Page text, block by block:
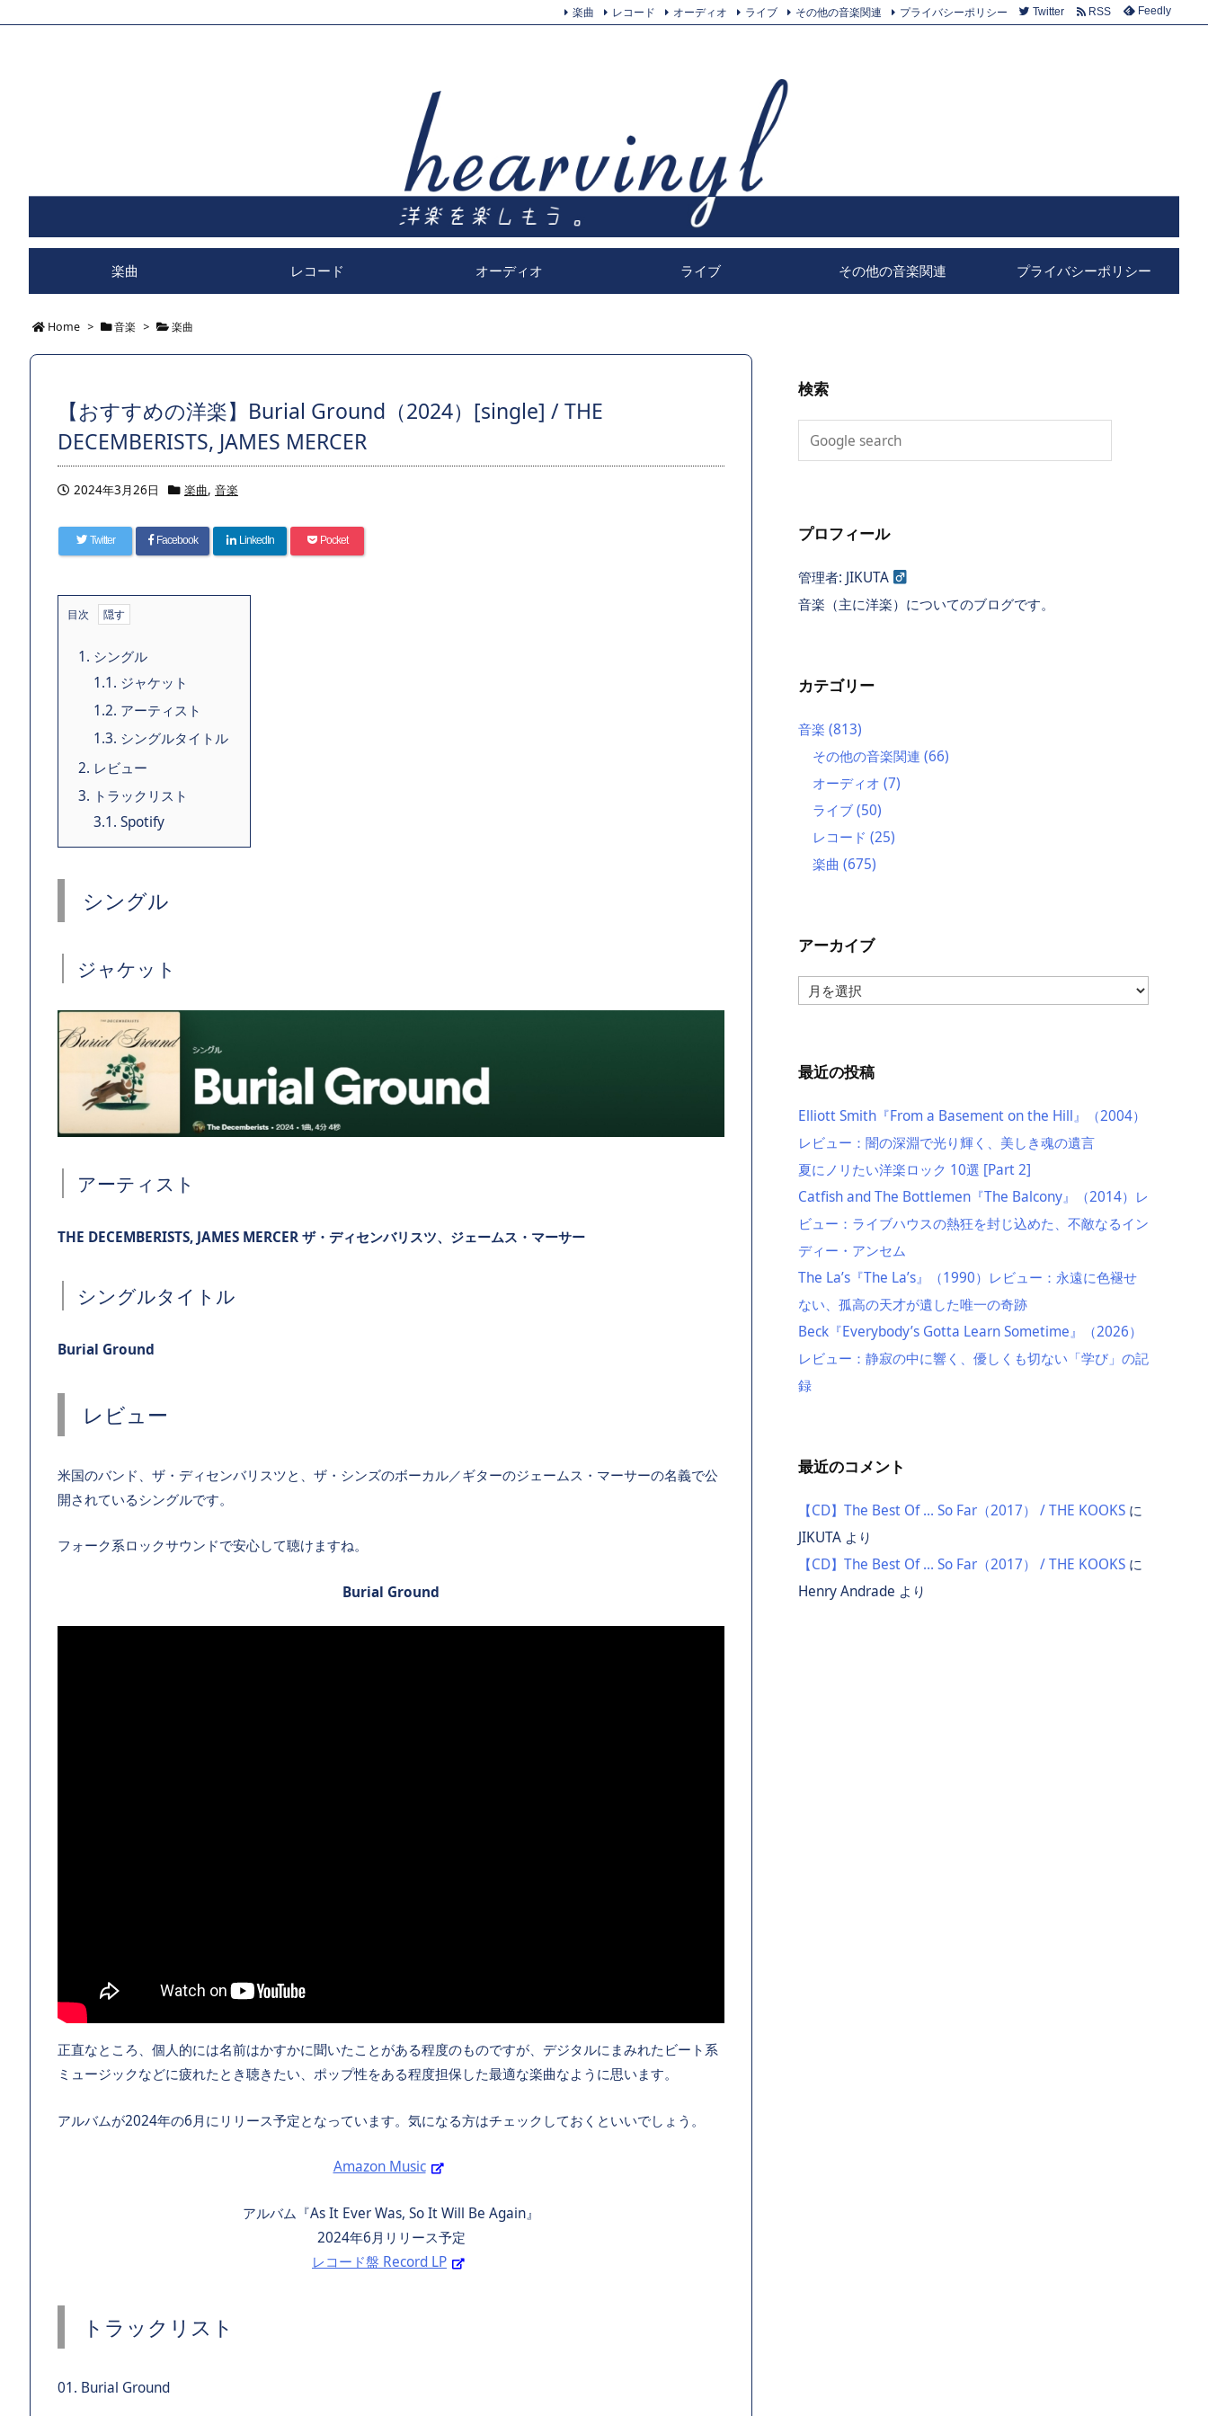
楽曲 レコード オーディオ ライブ その他の音楽関連 プライバシーポリシー
楽曲 レコード オーディオ ライブ その他の音楽関連 プライバシーポリシー Twitter RSS Feedly
Home > 音楽 > 楽曲
【おすすめの洋楽】Burial Ground（2024）[single] / THE
DECEMBERISTS, JAMES MERCER
2024年3月26日 楽曲, 音楽
Twitter Facebook LinkedIn Pocket
目次
1. シングル
1.1. ジャケット
1.2. アーティスト
1.3. シングルタイトル
2. レビュー
3. トラックリスト
3.1. Spotify
シングル
ジャケット
アーティスト
THE DECEMBERISTS, JAMES MERCER ザ・ディセンバリスツ、ジェームス・マーサー
シングルタイトル
Burial Ground
レビュー
米国のバンド、ザ・ディセンバリスツと、ザ・シンズのボーカル／ギターのジェームス・マーサーの名義で公
開されているシングルです。
フォーク系ロックサウンドで安心して聴けますね。
Burial Ground
正直なところ、個人的には名前はかすかに聞いたことがある程度のものですが、デジタルにまみれたビート系
ミュージックなどに疲れたとき聴きたい、ポップ性をある程度担保した最適な楽曲なように思います。
アルバムが2024年の6月にリリース予定となっています。気になる方はチェックしておくといいでしょう。
Amazon Music
アルバム『As It Ever Was, So It Will Be Again』
2024年6月リリース予定
レコード盤 Record LP
トラックリスト
01. Burial Ground
検索
プロフィール
管理者: JIKUTA
音楽（主に洋楽）についてのブログです。
カテゴリー
音楽 (813)
その他の音楽関連 (66)
オーディオ (7)
ライブ(50)
レコード (25)
楽曲 (675)
アーカイブ
ー
ブ
最近の投稿
Elliott Smith『From a Basement on the Hill』（2004）
レビュー：闇の深淵で光り輝く、美しき魂の遺言
夏にノリたい洋楽ロック 10選 [Part 2]
Catfish and The Bottlemen『The Balcony』（2014）レ
ビュー：ライブハウスの熱狂を封じ込めた、不敵なるイン
ディー・アンセム
The La’s『The La’s』（1990）レビュー：永遠に色褪せ
ない、孤高の天才が遺した唯一の奇跡
Beck『Everybody’s Gotta Learn Sometime』（2026）
レビュー：静寂の中に響く、優しくも切ない「学び」の記
録
最近のコメント
【CD】The Best Of … So Far（2017） / THE KOOKS に
JIKUTA より
【CD】The Best Of … So Far（2017） / THE KOOKS に
Henry Andrade より